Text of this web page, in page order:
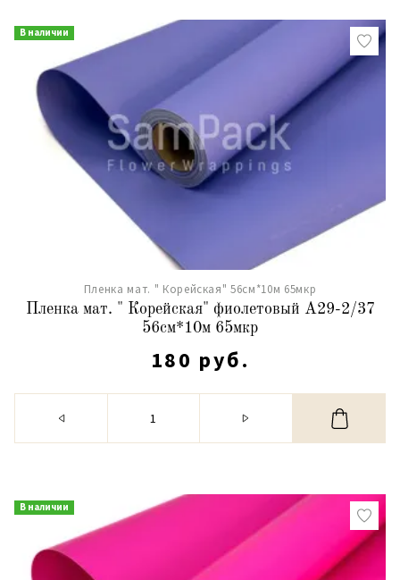
В наличии
Пленка мат. " Корейская" 56см*10м 65мкр
Пленка мат. " Корейская" фиолетовый А29-2/37
56см*10м 65мкр
180 руб.
В наличии